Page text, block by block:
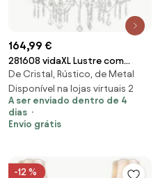
164,99 €
281608 vidaXL Lustre com
contas lâmpadas 12 x E14
branco
De Cristal, Rústico, de Metal
Disponível na lojas virtuais 2
A ser enviado dentro de 4
dias
Envio grátis
-12 %